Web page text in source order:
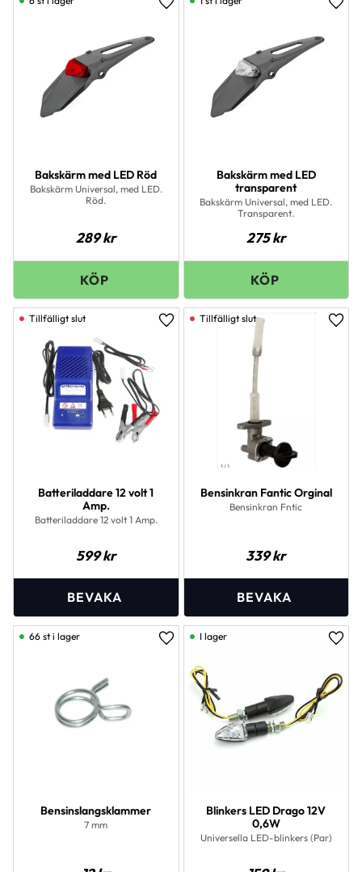
Bakskärm med LED Röd
Bakskärm Universal, med LED.
Röd.
289kr
Lägg till i favoriter
Bakskärm med LED
transparent
Bakskärm Universal, med LED.
Transparent.
275kr
Batteriladdare 12 volt 1
Amp.
Batteriladdare 12 volt 1 Amp.
599kr
Lägg till i favoriter
Bensinkran Fantic Orginal
Bensinkran Fntic
339kr
Bensinslangsklammer
7 mm
Lägg till i favoriter
66 st i lager
Blinkers LED Drago 12V
0,6W
Universella LED-blinkers (Par)
I lager